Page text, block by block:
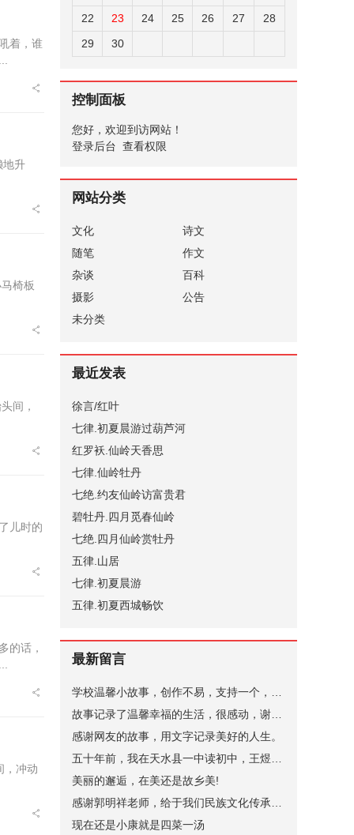
着，谁
地升
椅板
间，
儿时的
的话，
，冲动
22
23 24 25 26 27
28
29
30
控制面板
您好，欢迎到访网站！
登录后台 查看权限
网站分类
文化
诗文
随笔
作文
杂谈
百科
摄影
公告
未分类
最近发表
徐言/红叶
七律.初夏晨游过葫芦河
红罗袄.仙岭天香思
七律.仙岭牡丹
七绝.约友仙岭访富贵君
碧牡丹.四月觅春仙岭
七绝.四月仙岭赏牡丹
五律.山居
七律.初夏晨游
五律.初夏西城畅饮
最新留言
感谢网友的故事，用文字记录美好的人生。
美丽的邂逅，在美还是故乡美!
现在还是小康就是四菜一汤